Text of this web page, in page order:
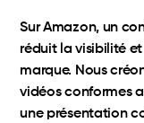
Sur Amazon, un
réduit la visibilité
marque. Nous
vidéos conformes
une présentation